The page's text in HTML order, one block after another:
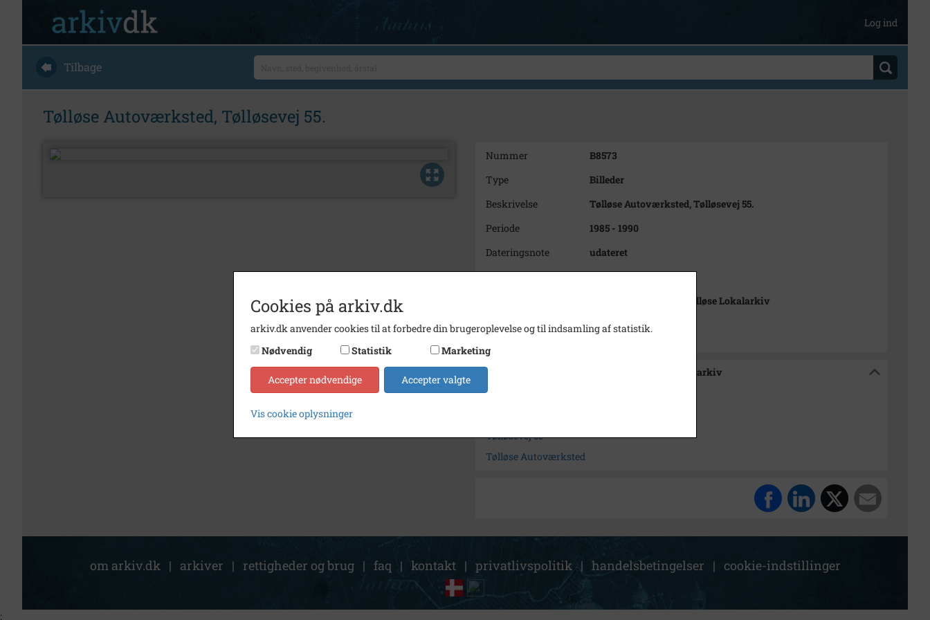
Log ind
Tilbage
Tølløse Autoværksted, Tølløsevej 55.
Nummer
B8573
Type
Billeder
Beskrivelse
Tølløse Autoværksted, Tølløsevej 55.
Periode
1985 - 1990
Dateringsnote
udateret
Fotograf
Anker Hansen
Holbæk-Arkiverne / Tølløse Lokalarkiv
Kontakt arkivet
Søg videre i Holbæk-Arkiverne / Tølløse Lokalarkiv
Hansen, Anker
Tølløsevej 55
Tølløse Autoværksted
om arkiv.dk | arkiver | rettigheder og brug | faq | kontakt | privatlivspolitik | handelsbetingelser | cookie-indstillinger
Cookies på arkiv.dk
arkiv.dk anvender cookies til at forbedre din brugeroplevelse og til indsamling af statistik.
Nødvendig
Statistik Marketing
Accepter nødvendige Accepter valgte
Vis cookie oplysninger
;